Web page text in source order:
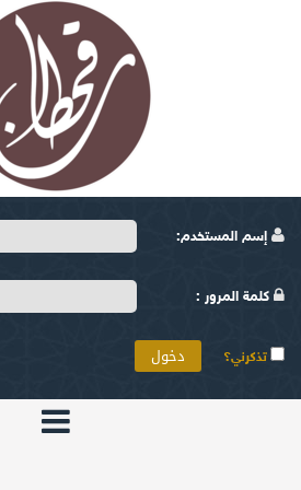
إسم المستخدم:
كلمة المرور :
تذكرني؟